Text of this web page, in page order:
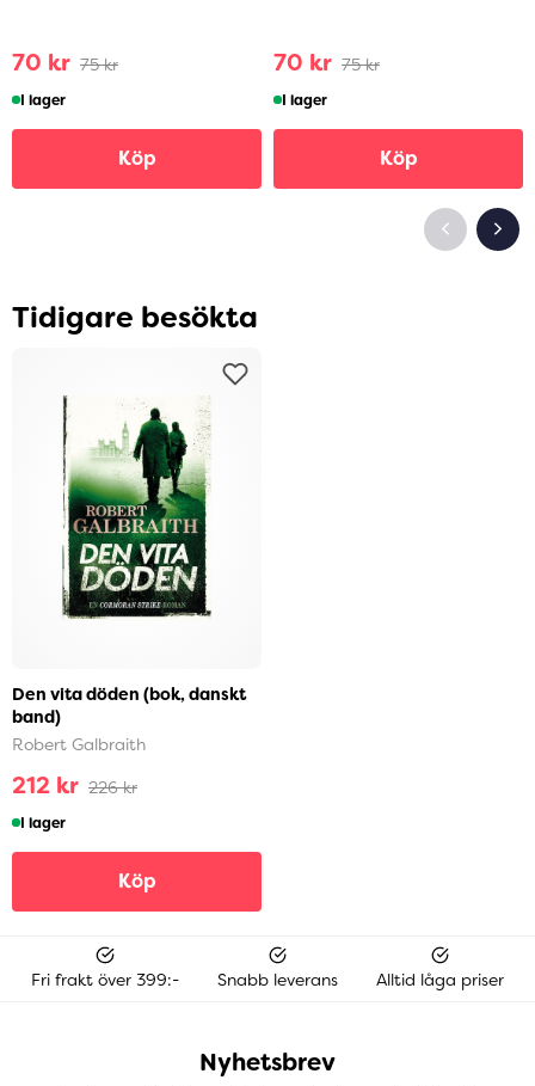
70 kr 75 kr
I lager
Köp
70 kr 75 kr
I lager
Köp
Tidigare besökta
Den vita döden (bok, danskt
band)
Robert Galbraith
212 kr 226 kr
I lager
Köp
Fri frakt över 399:- Snabb leverans Alltid låga priser
Nyhetsbrev